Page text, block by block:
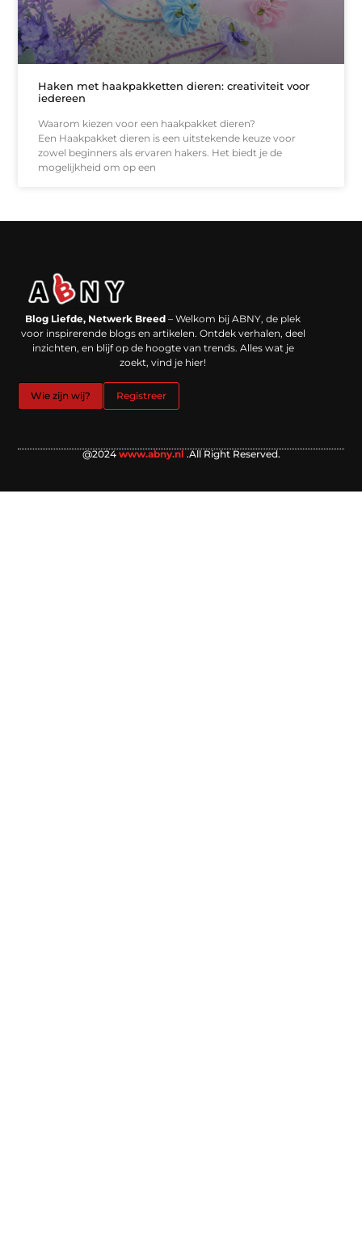
Haken met haakpakketten dieren: creativiteit voor
iedereen
Waarom kiezen voor een haakpakket dieren?
Een Haakpakket dieren is een uitstekende keuze voor
zowel beginners als ervaren hakers. Het biedt je de
mogelijkheid om op een
Blog Liefde, Netwerk Breed – Welkom bij ABNY, de plek
voor inspirerende blogs en artikelen. Ontdek verhalen, deel
inzichten, en blijf op de hoogte van trends. Alles wat je
zoekt, vind je hier!
Wie zijn wij? Registreer
@2024 www.abny.nl .All Right Reserved.